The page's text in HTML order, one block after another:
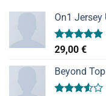
On1 Jersey
Valorado
con
de 5
29,00 €
Beyond